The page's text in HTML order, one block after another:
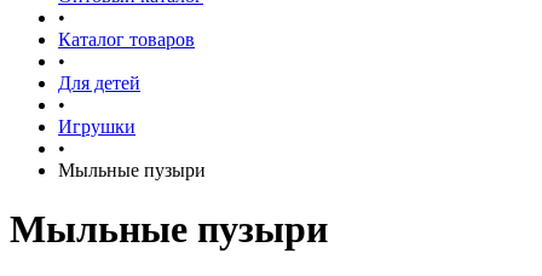
•
Каталог товаров
•
Для детей
•
Игрушки
•
Мыльные пузыри
Мыльные пузыри